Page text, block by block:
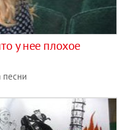
у нее плохое
песни